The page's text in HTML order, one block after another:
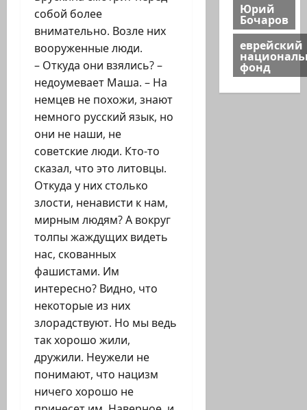
собой более
внимательно. Возле них
вооруженные люди.
– Откуда они взялись? –
недоумевает Маша. – На
немцев не похожи, знают
немного русский язык, но
они не наши, не
советские люди. Кто-то
сказал, что это литовцы.
Откуда у них столько
злости, ненависти к нам,
мирным людям? А вокруг
толпы жаждущих видеть
нас, скованных
фашистами. Им
интересно? Видно, что
некоторые из них
злорадствуют. Но мы ведь
так хорошо жили,
дружили. Неужели не
понимают, что нацизм
ничего хорошо не
Юрий
Бочаров
еврейский
фонд